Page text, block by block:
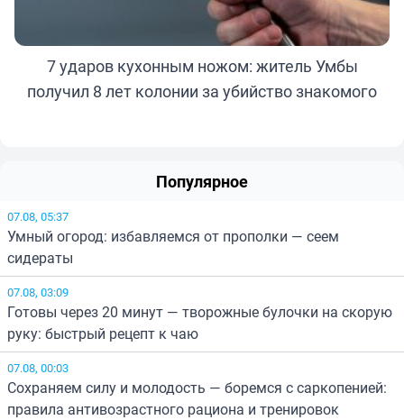
7 ударов кухонным ножом: житель Умбы
получил 8 лет колонии за убийство знакомого
Популярное
07.08, 05:37
Умный огород: избавляемся от прополки — сеем
сидераты
07.08, 03:09
Готовы через 20 минут — творожные булочки на скорую
руку: быстрый рецепт к чаю
07.08, 00:03
Сохраняем силу и молодость — боремся с саркопенией:
правила антивозрастного рациона и тренировок